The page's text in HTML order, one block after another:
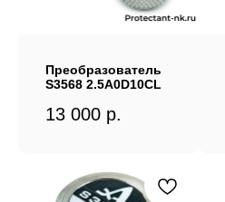
Преобразователь
S3568 2.5A0D10CL
13 000 р.